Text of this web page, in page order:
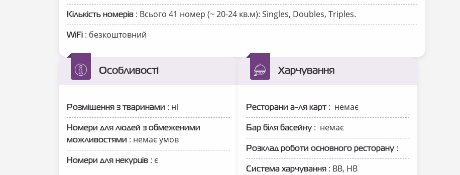
Кількість номерів : Всього 41 номер (~ 20-24 кв.м): Singles, Doubles, Triples.
WiFi : безкоштовний
Особливості
Розміщення з тваринами : ні
Номери для людей з обмеженими
можливостями : немає умов
Номери для некурців : є
Харчування
Ресторани а-ля карт: немає
Бар біля басейну : немає
Розклад роботи основного ресторану :
Система харчування : ВВ, НВ